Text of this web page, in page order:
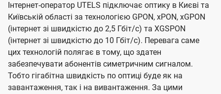
Інтернет-оператор UTELS підключає оптику в Києві та
Київській області за технологією GPON, xPON, xGPON
(інтернет зі швидкістю до 2,5 Гбіт/с) та XGSPON
(інтернет зі швидкістю до 10 Гбіт/с). Перевага саме
цих технологій полягає в тому, що здатен
забезпечувати абонентів симетричним сигналом.
Тобто гігабітна швидкість по оптиці буде як на
завантаження, так і на вивантаження. За цими